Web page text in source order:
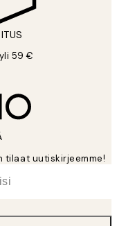
59 €
tilaat uutiskirjeemme!